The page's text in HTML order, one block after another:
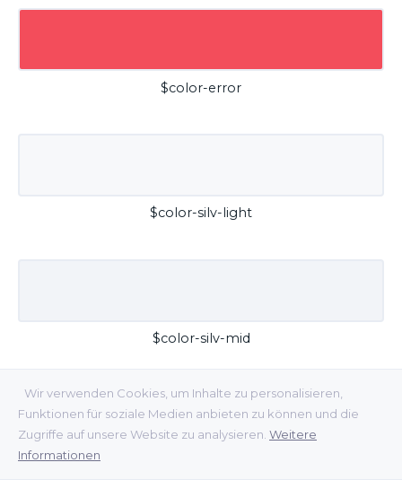
Wir verwenden Cookies, um Inhalte zu personalisieren,
Funktionen für soziale Medien anbieten zu können und die
Zugriffe auf unsere Website zu analysieren. Weitere
Informationen
$color-error
$color-silv-light
$color-silv-mid